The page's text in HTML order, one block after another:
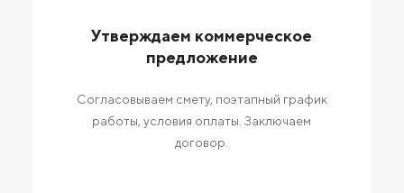
Утверждаем коммерческое
предложение
Согласовываем смету, поэтапный график
работы, условия оплаты. Заключаем
договор.